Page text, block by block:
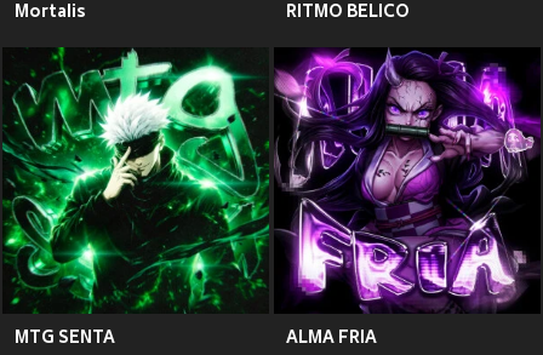
Mortalis RITMO BELICO
MTG SENTA ALMA FRIA